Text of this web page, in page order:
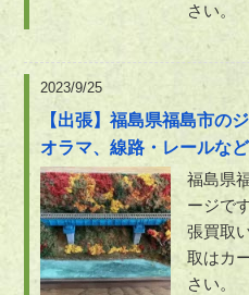
さい。
2023/9/25
【出張】福島県福島市の
オラマ、線路・レールなど
福島県
ージで
張買取
取はカ
さい。